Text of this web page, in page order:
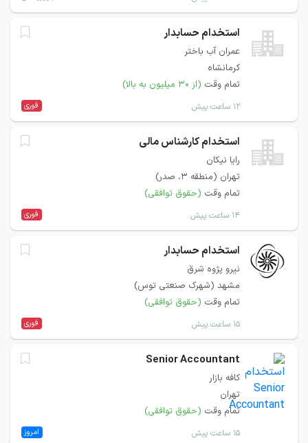
استخدام حسابدار
عمران آب باختر
کرمانشاه
تمام وقت (از ۳۰ میلیون به بالا)
۱۲ ساعت پیش فوری
استخدام کارشناس مالی
رایا نیکان
تهران (منطقه ۳، صدر)
تمام وقت (حقوق توافقی)
۱۴ ساعت پیش فوری
استخدام حسابدار
نیرو پژوه شرق
مشهد (شهرک صنعتی توس)
تمام وقت (حقوق توافقی)
۱۵ ساعت پیش فوری
Senior Accountant
کافه بازار
تهران
تمام وقت (حقوق توافقی)
۱۵ ساعت پیش امروز